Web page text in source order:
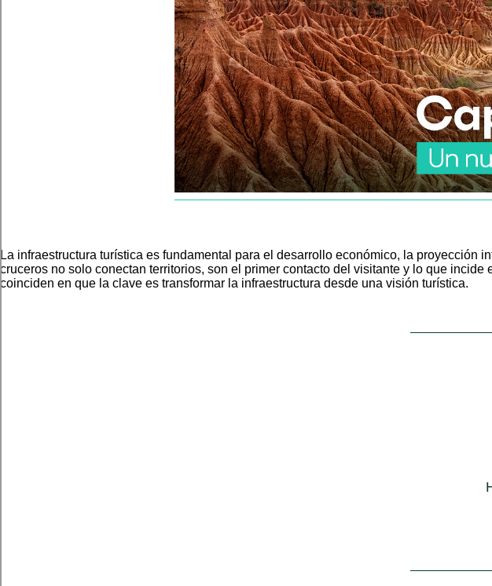
La infraestructura turística es fundamental para el desarrollo económico, la
cruceros no solo conectan territorios, son el primer contacto del visitante y lo que
coinciden en que la clave es transformar la infraestructura desde una visión turística.